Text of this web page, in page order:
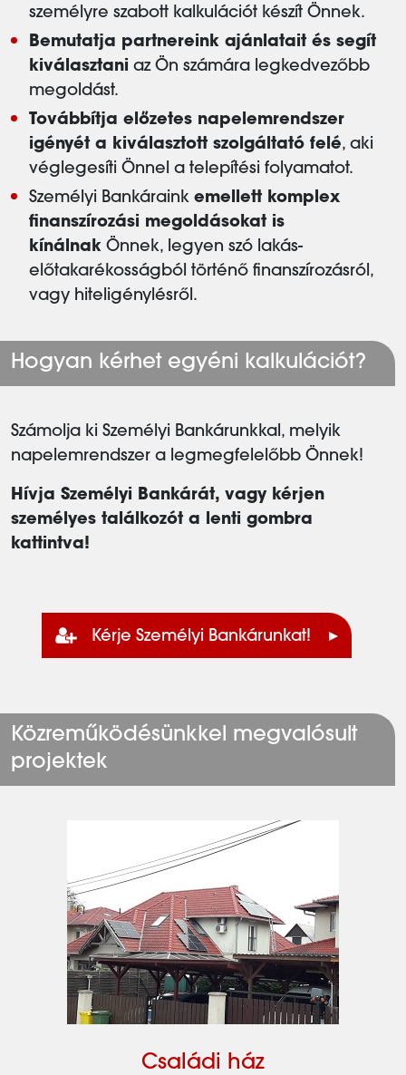
személyre szabott kalkulációt készít Önnek.
Bemutatja partnereink ajánlatait és segít
kiválasztani az Ön számára legkedvezőbb
megoldást.
Továbbítja előzetes napelemrendszer
igényét a kiválasztott szolgáltató felé, aki
véglegesíti Önnel a telepítési folyamatot.
Személyi Bankáraink emellett komplex
finanszírozási megoldásokat is
kínálnak Önnek, legyen szó lakás-
előtakarékosságból történő finanszírozásról,
vagy hiteligénylésről.
Hogyan kérhet egyéni kalkulációt?
Számolja ki Személyi Bankárunkkal, melyik
napelemrendszer a legmegfelelőbb Önnek!
Hívja Személyi Bankárát, vagy kérjen
személyes találkozót a lenti gombra
kattintva!
Kérje Személyi Bankárunkat!
Közreműködésünkkel megvalósult
projektek
Családi ház